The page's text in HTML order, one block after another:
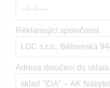
Reklamující společnost
Adresa doručení do